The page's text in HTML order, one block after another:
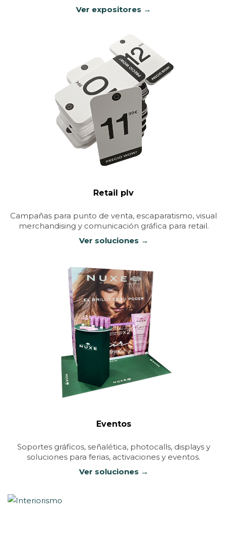
Ver expositores →
Retail plv
Campañas para punto de venta, escaparatismo, visual
merchandising y comunicación gráfica para retail.
Ver soluciones →
Eventos
Soportes gráficos, señalética, photocalls, displays y
soluciones para ferias, activaciones y eventos.
Ver soluciones →